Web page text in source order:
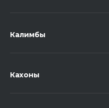
Калимбы
Кахоны